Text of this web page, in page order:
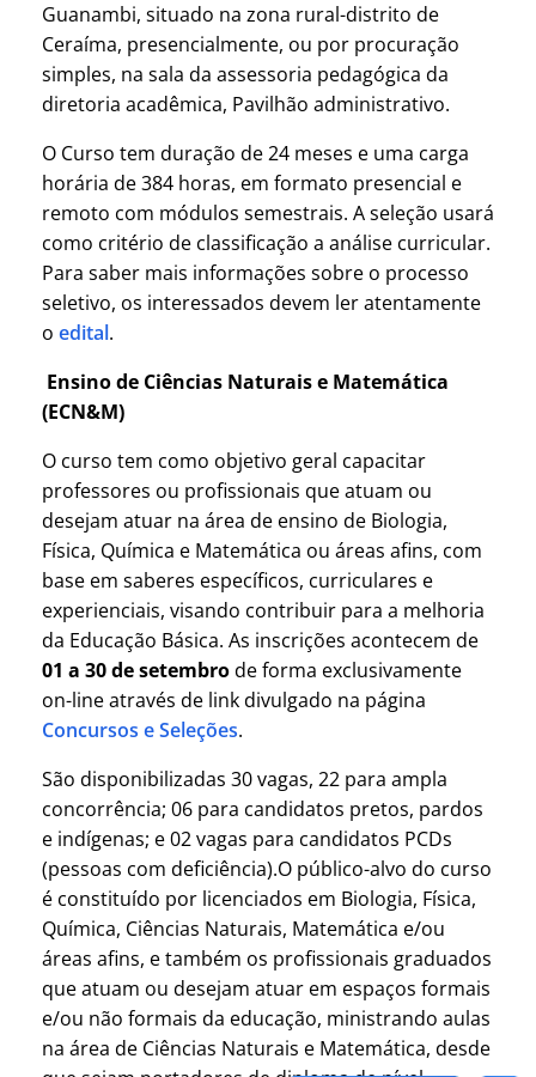
Guanambi, situado na zona rural-distrito de
Ceraíma, presencialmente, ou por procuração
simples, na sala da assessoria pedagógica da
diretoria acadêmica, Pavilhão administrativo.
O Curso tem duração de 24 meses e uma carga
horária de 384 horas, em formato presencial e
remoto com módulos semestrais. A seleção usará
como critério de classificação a análise curricular.
Para saber mais informações sobre o processo
seletivo, os interessados devem ler atentamente
o edital.
Ensino de Ciências Naturais e Matemática
(ECN&M)
O curso tem como objetivo geral capacitar
professores ou profissionais que atuam ou
desejam atuar na área de ensino de Biologia,
Física, Química e Matemática ou áreas afins, com
base em saberes específicos, curriculares e
experienciais, visando contribuir para a melhoria
da Educação Básica. As inscrições acontecem de
01 a 30 de setembrode forma exclusivamente
on-line através de link divulgado na página
Concursos e Seleções.
São disponibilizadas 30 vagas, 22 para ampla
concorrência; 06 para candidatos pretos, pardos
e indígenas; e 02 vagas para candidatos PCDs
(pessoas com deficiência).O público-alvo do curso
é constituído por licenciados em Biologia, Física,
Química, Ciências Naturais, Matemática e/ou
áreas afins, e também os profissionais graduados
que atuam ou desejam atuar em espaços formais
e/ou não formais da educação, ministrando aulas
na área de Ciências Naturais e Matemática, desde